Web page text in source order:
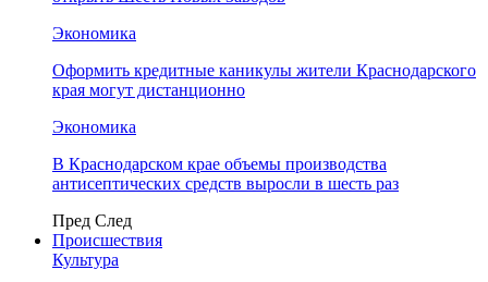
Экономика
Оформить кредитные каникулы жители Краснодарского
края могут дистанционно
Экономика
В Краснодарском крае объемы производства
антисептических средств выросли в шесть раз
Пред След
Происшествия
Культура